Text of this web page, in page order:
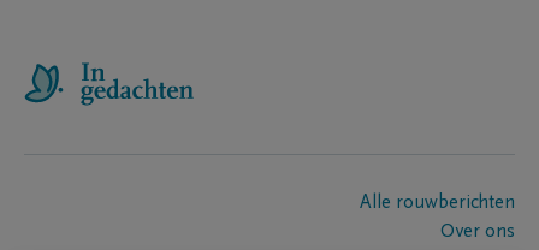
Alle rouwberichten
Over ons